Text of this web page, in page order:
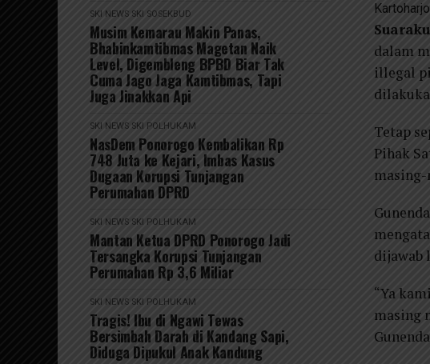
SKI NEWS SKI SOSEKBUD
Musim Kemarau Makin Panas,
Bhabinkamtibmas Magetan Naik
Level, Digembleng BPBD Biar Tak
Cuma Jago Jaga Kamtibmas, Tapi
Juga Jinakkan Api
SKI NEWS SKI POLHUKAM
NasDem Ponorogo Kembalikan Rp
748 Juta ke Kejari, Imbas Kasus
Dugaan Korupsi Tunjangan
Perumahan DPRD
SKI NEWS SKI POLHUKAM
Mantan Ketua DPRD Ponorogo Jadi
Tersangka Korupsi Tunjangan
Perumahan Rp 3,6 Miliar
SKI NEWS SKI POLHUKAM
Tragis! Ibu di Ngawi Tewas
Bersimbah Darah di Kandang Sapi,
Diduga Dipukul Anak Kandung
dalam
illegal
Tetap
Pihak
masing-
dijawab
“Ya
masing